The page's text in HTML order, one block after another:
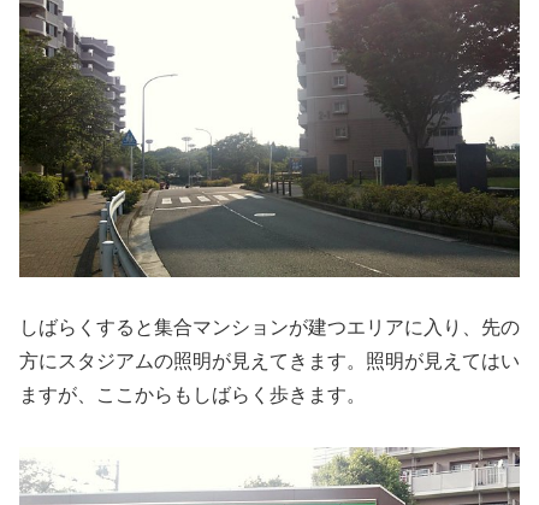
しばらくすると集合マンションが建つエリアに入り、先の
方にスタジアムの照明が見えてきます。照明が見えてはい
ますが、ここからもしばらく歩きます。